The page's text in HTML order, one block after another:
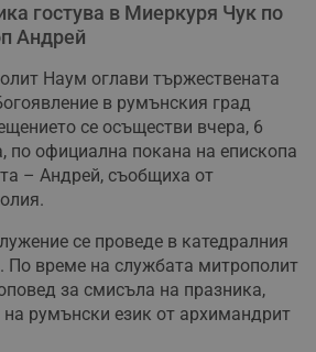
гостува в Миеркуря Чук по
Андрей
Наум оглави тържествената
в румънския град
се осъществи вчера, 6
по официална покана на епископа
– Андрей, съобщиха от
се проведе в катедралния
По време на службата митрополит
за смисъла на празника,
на румънски език от архимандрит